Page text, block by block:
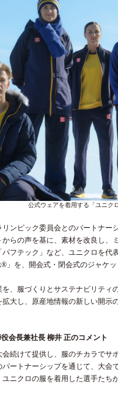
公式ウェアを着用する「ユニク
ンピック委員会とのパートナ
らの声を基に、素材を改良し
フテック」など、ユニクロを
」を、開会式・閉会式のジャケ
、服づくりとサステナビリテ
大し、原産地情報の新しい開
会長兼社長 柳井 正のコメント
続けて提供し、服のチカラで
ートナーシップを通じて、大
ニクロの服を着用した選手たち